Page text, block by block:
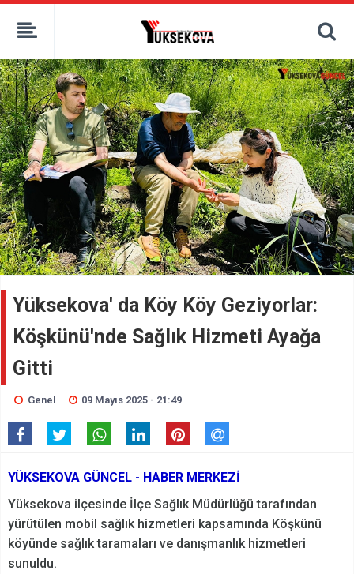
kaçak bahis
deneme bonusu
canlı bahis siteleri
deneme bonusu veren siteler
bahis siteleri
porno izle
Yüksekova' da Köy Köy Geziyorlar:
Köşkünü'nde Sağlık Hizmeti Ayağa
Gitti
Genel 09 Mayıs 2025 - 21:49
YÜKSEKOVA GÜNCEL - HABER MERKEZİ
Yüksekova ilçesinde İlçe Sağlık Müdürlüğü tarafından
yürütülen mobil sağlık hizmetleri kapsamında Köşkünü
köyünde sağlık taramaları ve danışmanlık hizmetleri
sunuldu.